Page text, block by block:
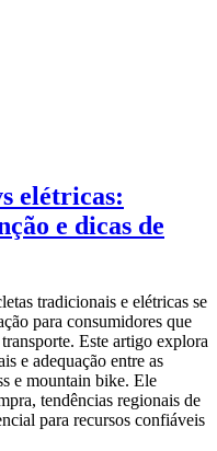
elétricas:
e dicas de
tradicionais e elétricas se
para consumidores que
Este artigo explora
e adequação entre as
e mountain bike. Ele
tendências regionais de
para recursos confiáveis